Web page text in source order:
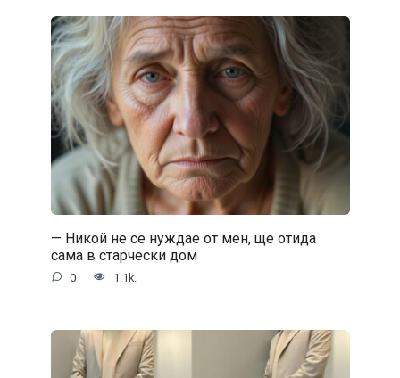
— Никой не се нуждае от мен, ще отида
сама в старчески дом
0 1.1k.